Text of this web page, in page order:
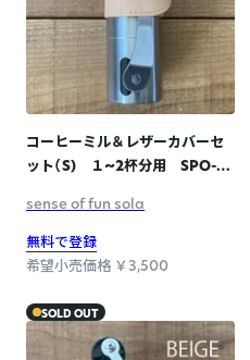
コーヒーミル＆レザーカバーセ
ット（S) １~2杯分用 SPO-
sense of fun sola
無料で登録
希望小売価格 ￥3,500
SOLD OUT